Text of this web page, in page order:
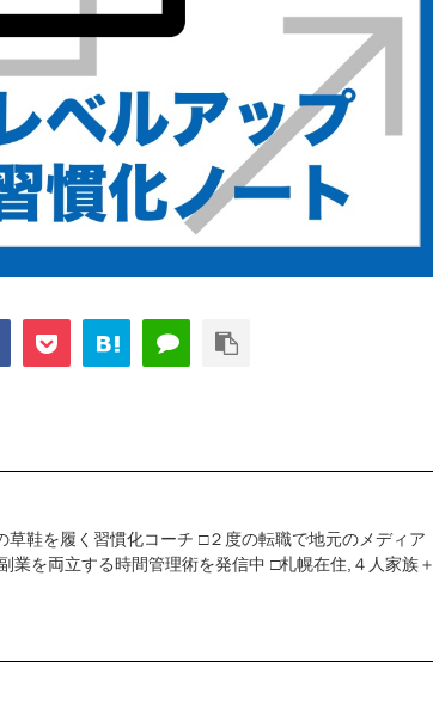
草鞋を履く習慣化コーチ □２度の転職で地元のメディア
業を両立する時間管理術を発信中 □札幌在住,４人家族＋